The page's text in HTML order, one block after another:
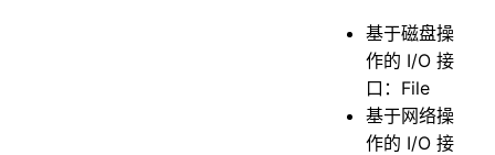
基于磁盘操
作的 I/O 接
口：File
基于网络操
作的 I/O 接